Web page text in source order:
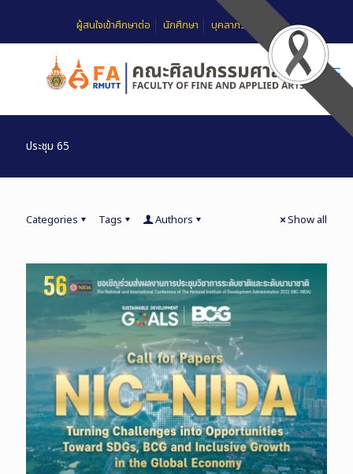
ผู้สนใจเข้าศึกษาต่อ นักศึกษา บุคลากร
ประชุม 65
Categories Tags Authors Show all